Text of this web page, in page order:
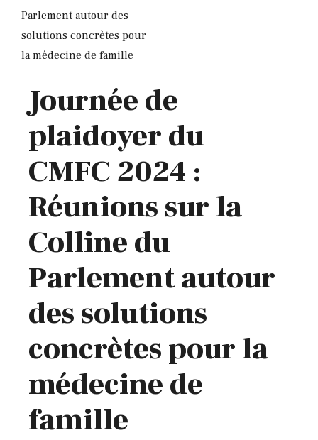
Parlement autour des
solutions concrètes pour
la médecine de famille
Journée de
plaidoyer du
CMFC 2024 :
Réunions sur la
Colline du
Parlement autour
des solutions
concrètes pour la
médecine de
famille